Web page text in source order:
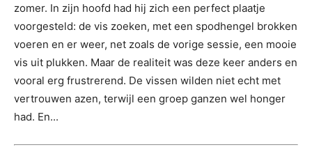
zomer. In zijn hoofd had hij zich een perfect plaatje
voorgesteld: de vis zoeken, met een spodhengel brokken
voeren en er weer, net zoals de vorige sessie, een mooie
vis uit plukken. Maar de realiteit was deze keer anders en
vooral erg frustrerend. De vissen wilden niet echt met
vertrouwen azen, terwijl een groep ganzen wel honger
had. En...